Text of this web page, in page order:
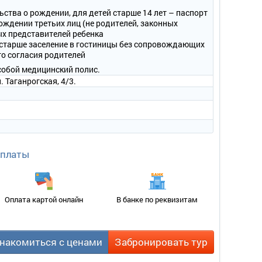
тумба под телевизор, зеркало, стулья, мягкая мебель
или подставка в зоне прихожей.
светильники.
фен.
кровать).
на море.
о рождении, для детей старше 14 лет – паспорт
третьих лиц (не родителей, законных
представителей ребенка
заселение в гостиницы без сопровождающих
согласия родителей
медицинский полис.
Таганрогская, 4/3.
Оплата картой онлайн В банке по реквизитам
с ценами Забронировать тур